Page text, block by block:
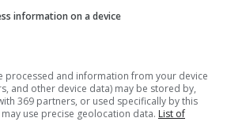
information on a device
processed and information from your device
and other device data) may be stored by,
369 partners, or used specifically by this
use precise geolocation data. List of